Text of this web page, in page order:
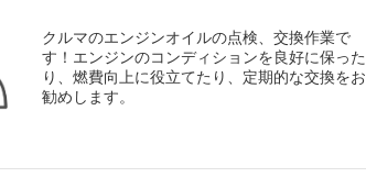
クルマのエンジンオイルの点検、交換作業で
す！エンジンのコンディションを良好に保った
り、燃費向上に役立てたり、定期的な交換をお
勧めします。